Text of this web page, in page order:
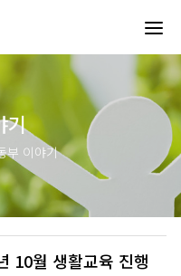
기
부 이야기
10월 생활교육 진행